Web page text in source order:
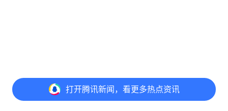
打开腾讯新闻，看更多热点资讯